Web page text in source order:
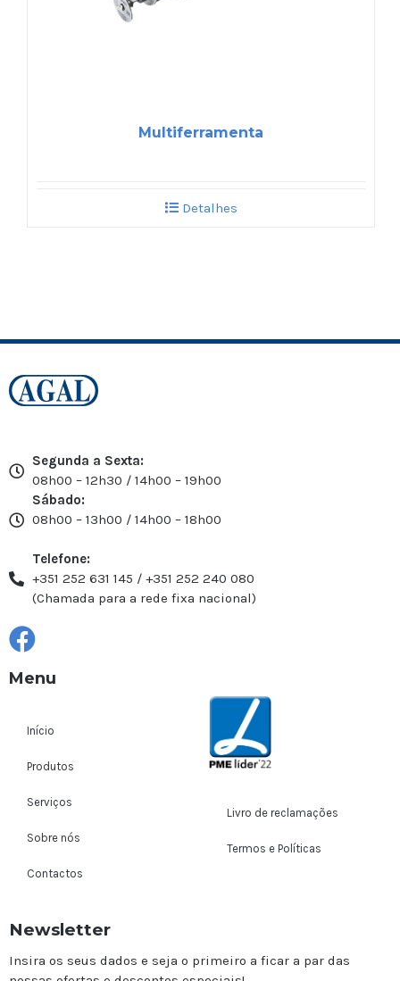
Multiferramenta
Detalhes
Segunda a Sexta:
08h00 – 12h30 / 14h00 – 19h00
Sábado:
08h00 – 13h00 / 14h00 – 18h00
Telefone:
+351 252 631 145 / +351 252 240 080
(Chamada para a rede fixa nacional)
Menu
Início
Produtos
Serviços
Sobre nós
Contactos
Livro de reclamações
Termos e Políticas
Newsletter
Insira os seus dados e seja o primeiro a ficar a par das